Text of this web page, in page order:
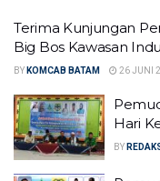
Terima Kunjungan
Big Bos Kawasan
BY KOMCAB BATAM 26 JUNI
Hari
BY